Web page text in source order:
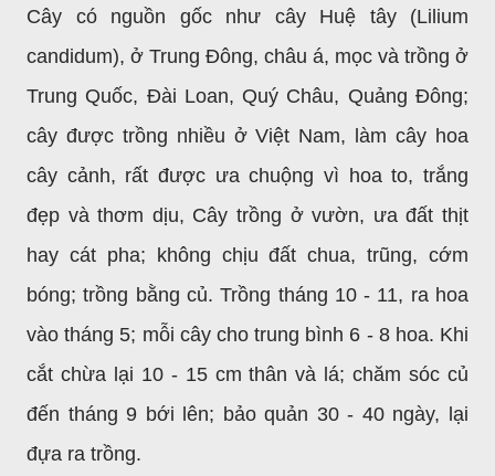
Cây có nguồn gốc như cây Huệ tây (Lilium
candidum), ở Trung Đông, châu á, mọc và trồng ở
Trung Quốc, Đài Loan, Quý Châu, Quảng Đông;
cây được trồng nhiều ở Việt Nam, làm cây hoa
cây cảnh, rất được ưa chuộng vì hoa to, trắng
đẹp và thơm dịu, Cây trồng ở vườn, ưa đất thịt
hay cát pha; không chịu đất chua, trũng, cớm
bóng; trồng bằng củ. Trồng tháng 10 - 11, ra hoa
vào tháng 5; mỗi cây cho trung bình 6 - 8 hoa. Khi
cắt chừa lại 10 - 15 cm thân và lá; chăm sóc củ
đến tháng 9 bới lên; bảo quản 30 - 40 ngày, lại
đựa ra trồng.